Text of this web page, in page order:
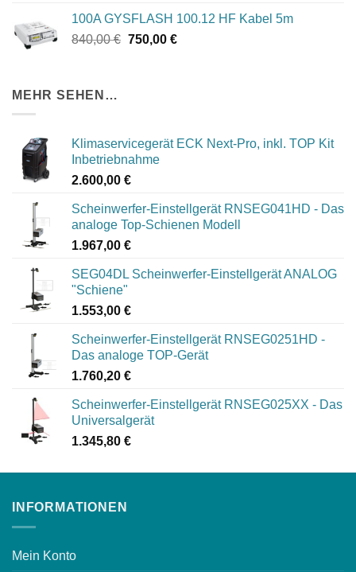
100A GYSFLASH 100.12 HF Kabel 5m
840,00€ Ursprünglicher
750,00 €Aktueller
MEHR SEHEN…
Klimaservicegerät ECK Next-Pro, inkl. TOP Kit
Inbetriebnahme
2.600,00 €
Scheinwerfer-Einstellgerät RNSEG041HD - Das
analoge Top-Schienen Modell
1.967,00 €
SEG04DL Scheinwerfer-Einstellgerät ANALOG
"Schiene"
1.553,00 €
Scheinwerfer-Einstellgerät RNSEG0251HD -
Das analoge TOP-Gerät
1.760,20 €
Scheinwerfer-Einstellgerät RNSEG025XX - Das
Universalgerät
1.345,80 €
INFORMATIONEN
Mein Konto